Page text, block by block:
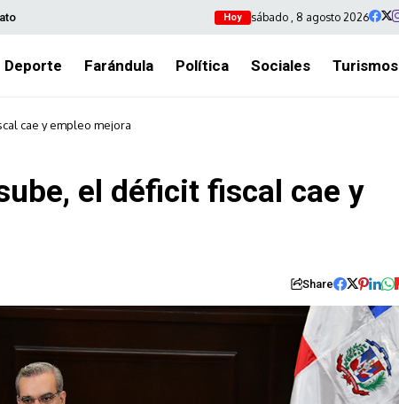
Hoy sábado , 8 agosto 2026
Deporte Farándula Política Sociales Turismos
cae y empleo mejora
el déficit fiscal cae y
Share